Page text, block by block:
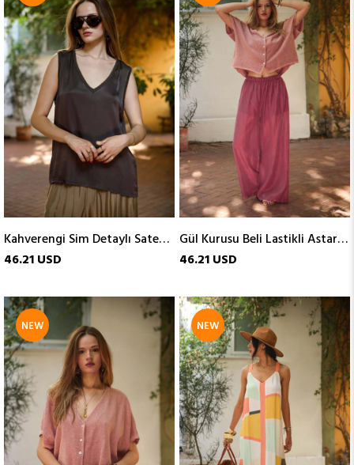
Kahverengi Sim Detaylı Saten Kolsuz Bluz
46.21 USD
ITEM
Gül Kurusu Beli Lastikli Astarlı Tensel Pantolon
46.21 USD
ITEM
NEW
ITEM
NEW
ITEM